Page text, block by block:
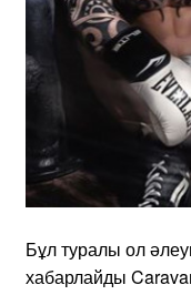
Бұл туралы ол
хабарлайды